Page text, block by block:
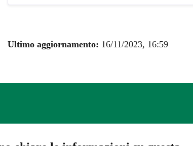
Ultimo aggiornamento: 16/11/2023, 16:59